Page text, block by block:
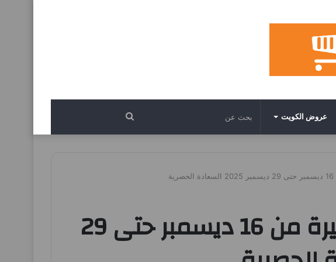
عروض الكويت بحث
عروض لولو دبي و رأس الخيمة و الفجيرة من 16 ديسمبر حتى 29